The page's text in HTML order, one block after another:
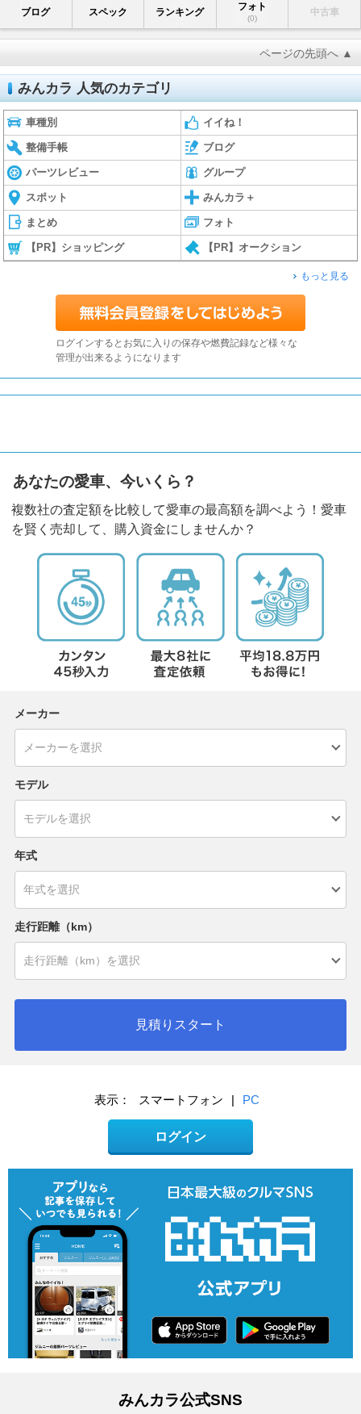
ブログ スペック ランキング フォト
(0)
中古車
ページの先頭へ ▲
みんカラ 人気のカテゴリ
車種別 イイね！
整備手帳 ブログ
パーツレビュー グループ
スポット みんカラ＋
まとめ フォト
【PR】ショッピング 【PR】オークション
もっと見る
ログインするとお気に入りの保存や燃費記録など様々な
管理が出来るようになります
あなたの愛車、今いくら？
複数社の査定額を比較して愛車の最高額を調べよう！愛車
を賢く売却して、購入資金にしませんか？
メーカー
モデル
年式
走行距離（km）
見積りスタート
表示： スマートフォン | PC
ログイン
みんカラ公式SNS